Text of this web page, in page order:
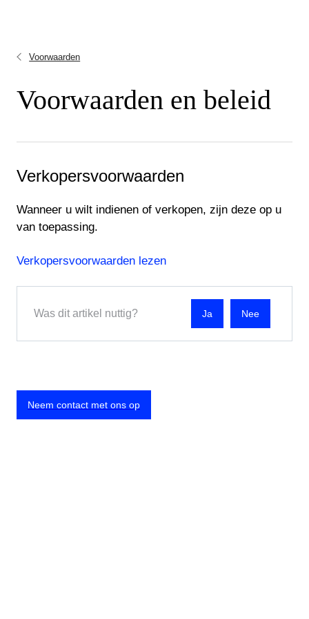
Voorwaarden
Voorwaarden en beleid
Verkopersvoorwaarden
Wanneer u wilt indienen of verkopen, zijn deze op u
van toepassing.
Verkopersvoorwaarden lezen
Was dit artikel nuttig? Nee
Neem contact met ons op